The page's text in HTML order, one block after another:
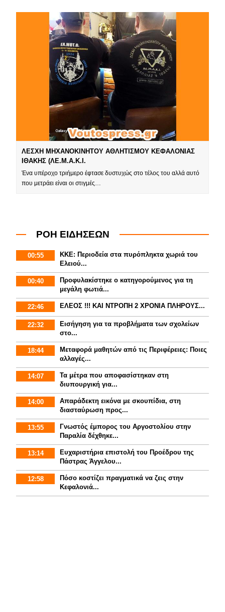
ΛΕΣΧΗ ΜΗΧΑΝΟΚΙΝΗΤΟΥ ΑΘΛΗΤΙΣΜΟΥ ΚΕΦΑΛΟΝΙΑΣ
ΙΘΑΚΗΣ (ΛΕ.Μ.Α.Κ.Ι.
Ένα υπέροχο τριήμερο έφτασε δυστυχώς στο τέλος του αλλά αυτό
που μετράει είναι οι στιγμές…
ΡΟΗ ΕΙΔΗΣΕΩΝ
00:55
ΚΚΕ: Περιοδεία στα πυρόπληκτα χωριά του
Ελειού...
00:40
Προφυλακίστηκε ο κατηγορούμενος για τη
μεγάλη φωτιά...
22:46 ΕΛΕΟΣ !!! ΚΑΙ ΝΤΡΟΠΗ 2 ΧΡΟΝΙΑ ΠΛΗΡΟΥΣ...
22:32
Εισήγηση για τα προβλήματα των σχολείων
στο...
18:44
Mεταφορά μαθητών από τις Περιφέρειες: Ποιες
αλλαγές...
14:07
Τα μέτρα που αποφασίστηκαν στη
διυπουργική για...
14:00
Απαράδεκτη εικόνα με σκουπίδια, στη
διασταύρωση προς...
13:55
Γνωστός έμπορος του Αργοστολίου στην
Παραλία δέχθηκε...
13:14
Ευχαριστήρια επιστολή του Προέδρου της
Πάστρας Άγγελου...
12:58
Πόσο κοστίζει πραγματικά να ζεις στην
Κεφαλονιά...